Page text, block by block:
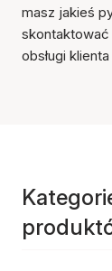
masz jakieś
skontaktować
obsługi klienta